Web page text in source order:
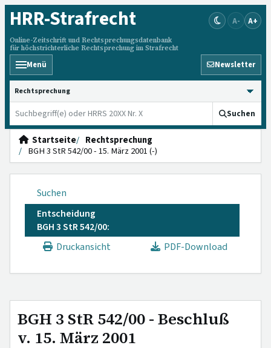
HRR-Strafrecht
Online-Zeitschrift und Rechtsprechungsdatenbank
für höchstrichterliche Rechtsprechung im Strafrecht
A- A+
Menü Newsletter
HRRS durchsuchen
Suchen
Startseite
Rechtsprechung
BGH 3 StR 542/00 - 15. März 2001 (-)
Suchen
Entscheidung
BGH 3 StR 542/00:
Druckansicht
PDF-Download
BGH 3 StR 542/00 - Beschluß
v. 15. März 2001